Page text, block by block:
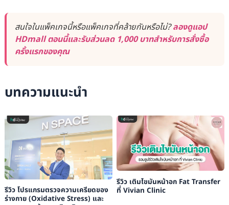
สนใจในแพ็คเกจนี้หรือแพ็คเกจที่คล้ายกันหรือไม่?ลองดูแอป
HDmall ตอนนี้และรับส่วนลด 1,000 บาทสำหรับการสั่งซื้อ
ครั้งแรกของคุณ
บทความแนะนำ
รีวิว โปรแกรมตรวจความเครียดของ
ร่างกาย (Oxidative Stress) และ
รีวิว เติมไขมันหน้าอก Fat Transfer
ที่ Vivian Clinic